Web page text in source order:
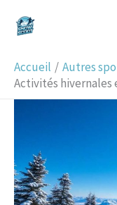
Accueil
Autres
Activités hivernales
e
c
h
h